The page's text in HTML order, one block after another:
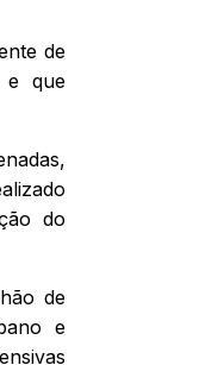
de
e que
do
de
e